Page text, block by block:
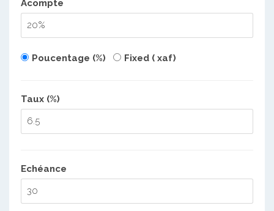
Acompte
Poucentage (%) Fixed ( xaf)
Taux (%)
Echéance